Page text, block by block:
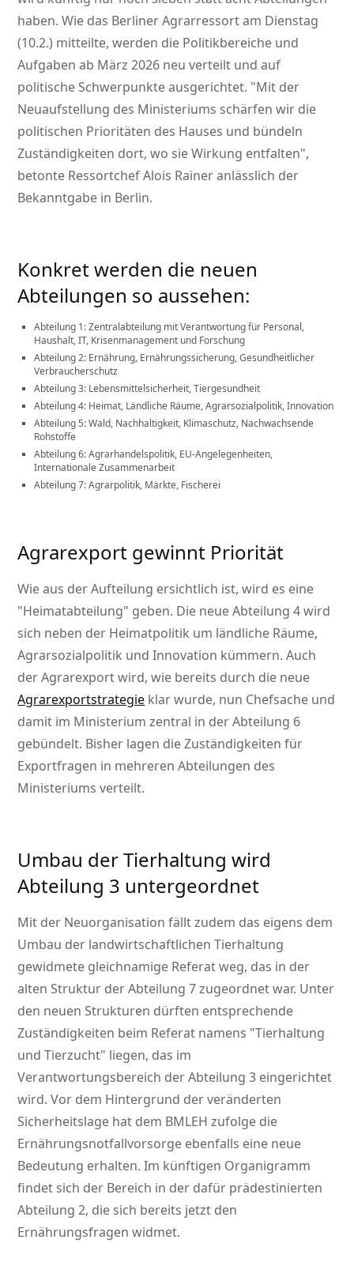
haben. Wie das Berliner Agrarressort am Dienstag
(10.2.) mitteilte, werden die Politikbereiche und
Aufgaben ab März 2026 neu verteilt und auf
politische Schwerpunkte ausgerichtet. Mit der
Neuaufstellung des Ministeriums schärfen wir die
politischen Prioritäten des Hauses und bündeln
Zuständigkeiten dort, wo sie Wirkung entfalten ,
betonte Ressortchef Alois Rainer anlässlich der
Bekanntgabe in Berlin.
Konkret werden die neuen
Abteilungen so aussehen:
Abteilung 1: Zentralabteilung mit Verantwortung für Personal,
Haushalt, IT, Krisenmanagement und Forschung
Abteilung 2: Ernährung, Ernährungssicherung, Gesundheitlicher
Verbraucherschutz
Abteilung 3: Lebensmittelsicherheit, Tiergesundheit
Abteilung 4: Heimat, Ländliche Räume, Agrarsozialpolitik, Innovation
Abteilung 5: Wald, Nachhaltigkeit, Klimaschutz, Nachwachsende
Rohstoffe
Abteilung 6: Agrarhandelspolitik, EU-Angelegenheiten,
Internationale Zusammenarbeit
Abteilung 7: Agrarpolitik, Märkte, Fischerei
Agrarexport gewinnt Priorität
Wie aus der Aufteilung ersichtlich ist, wird es eine
Heimatabteilung geben. Die neue Abteilung 4 wird
sich neben der Heimatpolitik um ländliche Räume,
Agrarsozialpolitik und Innovation kümmern. Auch
der Agrarexport wird, wie bereits durch die neue
Agrarexportstrategie klar wurde, nun Chefsache und
damit im Ministerium zentral in der Abteilung 6
gebündelt. Bisher lagen die Zuständigkeiten für
Exportfragen in mehreren Abteilungen des
Ministeriums verteilt.
Umbau der Tierhaltung wird
Abteilung 3 untergeordnet
Mit der Neuorganisation fällt zudem das eigens dem
Umbau der landwirtschaftlichen Tierhaltung
gewidmete gleichnamige Referat weg, das in der
alten Struktur der Abteilung 7 zugeordnet war. Unter
den neuen Strukturen dürften entsprechende
Zuständigkeiten beim Referat namens Tierhaltung
und Tierzucht liegen, das im
Verantwortungsbereich der Abteilung 3 eingerichtet
wird. Vor dem Hintergrund der veränderten
Sicherheitslage hat dem BMLEH zufolge die
Ernährungsnotfallvorsorge ebenfalls eine neue
Bedeutung erhalten. Im künftigen Organigramm
findet sich der Bereich in der dafür prädestinierten
Abteilung 2, die sich bereits jetzt den
Ernährungsfragen widmet.